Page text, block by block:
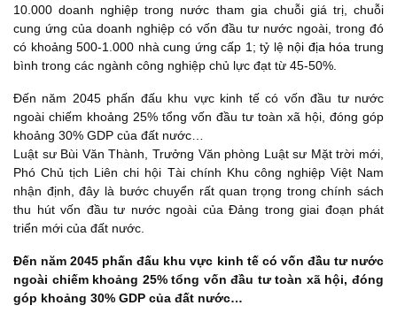
10.000 doanh nghiệp trong nước tham gia chuỗi giá trị, chuỗi
cung ứng của doanh nghiệp có vốn đầu tư nước ngoài, trong đó
có khoảng 500-1.000 nhà cung ứng cấp 1; tỷ lệ nội địa hóa trung
bình trong các ngành công nghiệp chủ lực đạt từ 45-50%.
Đến năm 2045 phấn đấu khu vực kinh tế có vốn đầu tư nước
ngoài chiếm khoảng 25% tổng vốn đầu tư toàn xã hội, đóng góp
khoảng 30% GDP của đất nước…
Luật sư Bùi Văn Thành, Trưởng Văn phòng Luật sư Mặt trời mới,
Phó Chủ tịch Liên chi hội Tài chính Khu công nghiệp Việt Nam
nhận định, đây là bước chuyển rất quan trọng trong chính sách
thu hút vốn đầu tư nước ngoài của Đảng trong giai đoạn phát
triển mới của đất nước.
Đến năm 2045 phấn đấu khu vực kinh tế có vốn đầu tư nước
ngoài chiếm khoảng 25% tổng vốn đầu tư toàn xã hội, đóng
góp khoảng 30% GDP của đất nước…